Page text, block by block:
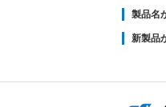
製品名
新製品